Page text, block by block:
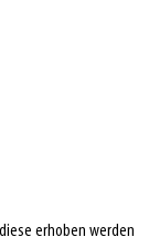
erhoben werden